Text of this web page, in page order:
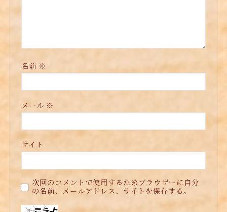
名前 ※
メール ※
サイト
次回のコメントで使用するためブラウザーに自分
の名前、メールアドレス、サイトを保存する。